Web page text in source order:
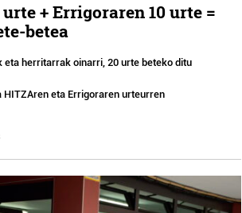
+ Errigoraren 10 urte =
betea
eta herritarrak oinarri, 20 urte beteko ditu
HITZAren eta Errigoraren urteurren